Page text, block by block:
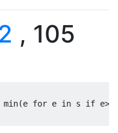
, 105
min(e for e in s if